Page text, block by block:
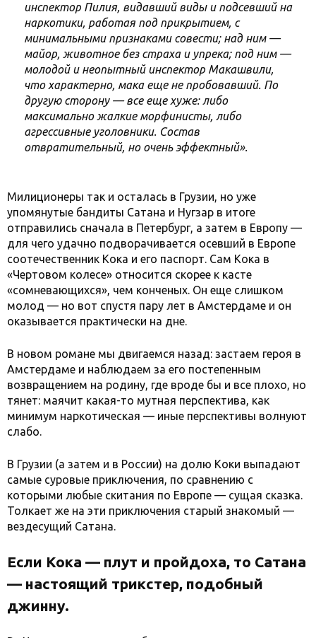
инспектор Пилия, видавший виды и подсевший на
наркотики, работая под прикрытием, с
минимальными признаками совести; над ним —
майор, животное без страха и упрека; под ним —
молодой и неопытный инспектор Макашвили,
что характерно, мака еще не пробовавший. По
другую сторону — все еще хуже: либо
максимально жалкие морфинисты, либо
агрессивные уголовники. Состав
отвратительный, но очень эффектный».
Милиционеры так и осталась в Грузии, но уже
упомянутые бандиты Сатана и Нугзар в итоге
отправились сначала в Петербург, а затем в Европу —
для чего удачно подворачивается осевший в Европе
соотечественник Кока и его паспорт. Сам Кока в
«Чертовом колесе» относится скорее к касте
«сомневающихся», чем конченых. Он еще слишком
молод — но вот спустя пару лет в Амстердаме и он
оказывается практически на дне.
В новом романе мы двигаемся назад: застаем героя в
Амстердаме и наблюдаем за его постепенным
возвращением на родину, где вроде бы и все плохо, но
тянет: маячит какая-то мутная перспектива, как
минимум наркотическая — иные перспективы волнуют
слабо.
В Грузии (а затем и в России) на долю Коки выпадают
самые суровые приключения, по сравнению с
которыми любые скитания по Европе — сущая сказка.
Толкает же на эти приключения старый знакомый —
вездесущий Сатана.
Если Кока — плут и пройдоха, то Сатана
— настоящий трикстер, подобный
джинну.